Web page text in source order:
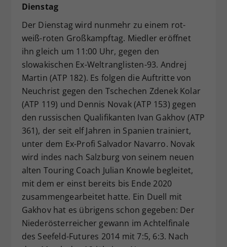
Dienstag
Der Dienstag wird nunmehr zu einem rot-
weiß-roten Großkampftag. Miedler eröffnet
ihn gleich um 11:00 Uhr, gegen den
slowakischen Ex-Weltranglisten-93. Andrej
Martin (ATP 182). Es folgen die Auftritte von
Neuchrist gegen den Tschechen Zdenek Kolar
(ATP 119) und Dennis Novak (ATP 153) gegen
den russischen Qualifikanten Ivan Gakhov (ATP
361), der seit elf Jahren in Spanien trainiert,
unter dem Ex-Profi Salvador Navarro. Novak
wird indes nach Salzburg von seinem neuen
alten Touring Coach Julian Knowle begleitet,
mit dem er einst bereits bis Ende 2020
zusammengearbeitet hatte. Ein Duell mit
Gakhov hat es übrigens schon gegeben: Der
Niederösterreicher gewann im Achtelfinale
des Seefeld-Futures 2014 mit 7:5, 6:3. Nach